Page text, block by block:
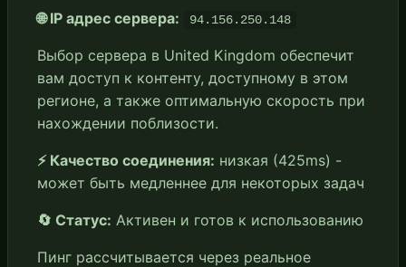
🌐 IP адрес сервера: 94.156.250.148
Выбор сервера в United Kingdom обеспечит
вам доступ к контенту, доступному в этом
регионе, а также оптимальную скорость при
нахождении поблизости.
⚡ Качество соединения: низкая (425ms) -
может быть медленнее для некоторых задач
🔄 Статус: Активен и готов к использованию
Пинг рассчитывается через реальное